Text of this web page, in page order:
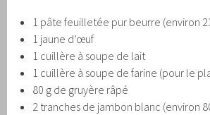
1 pâte feuilletée pur beurre (environ
1 jaune d’œuf
1 cuillère à soupe de lait
1 cuillère à soupe de farine (pour le
80 g de gruyère râpé
2 tranches de jambon blanc (environ